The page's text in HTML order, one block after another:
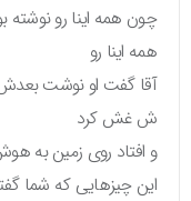
چون همه اینا رو
همه اینا رو
آقا گفت او نوشت
ش غش کرد
و افتاد روی زمین به
این چیزهایی که شما